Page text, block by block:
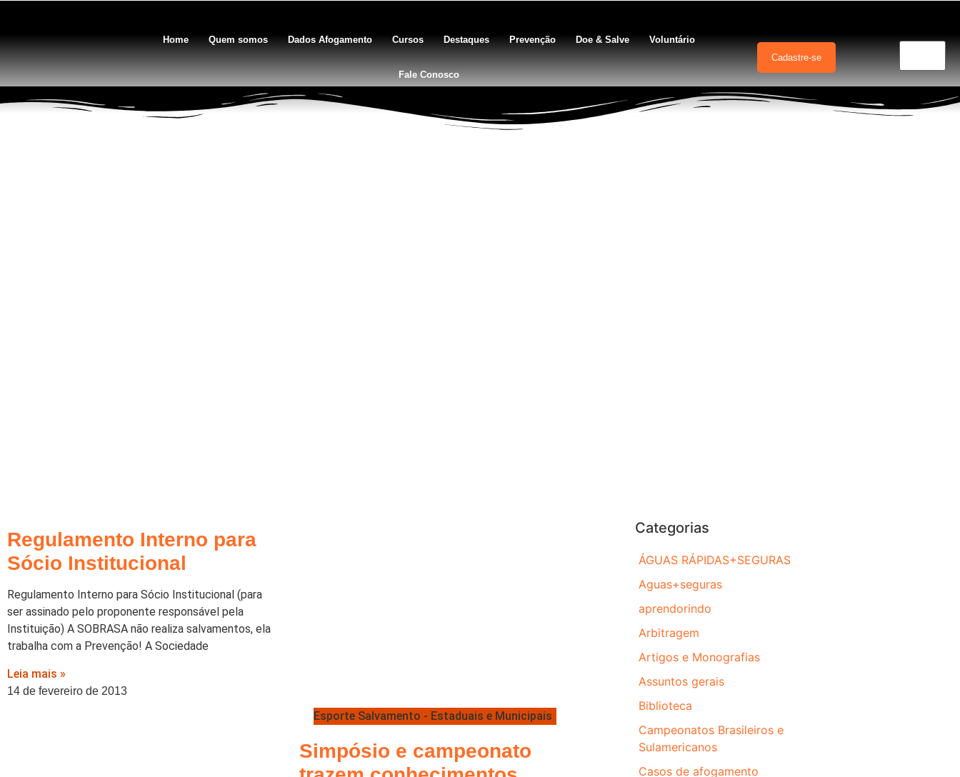
Home Quem somos Dados Afogamento Cursos Destaques Prevenção Doe & Salve Voluntário
Fale Conosco
Cadastre-se
Regulamento Interno para
Sócio Institucional
Regulamento Interno para Sócio Institucional (para
ser assinado pelo proponente responsável pela
Instituição) A SOBRASA não realiza salvamentos, ela
trabalha com a Prevenção! A Sociedade
Leia mais »
14 de fevereiro de 2013
Esporte Salvamento - Estaduais e Municipais
Simpósio e campeonato
Categorias
ÁGUAS RÁPIDAS+SEGURAS
Aguas+seguras
aprendorindo
Arbitragem
Artigos e Monografias
Assuntos gerais
Biblioteca
Campeonatos Brasileiros e
Sulamericanos
Casos de afogamento